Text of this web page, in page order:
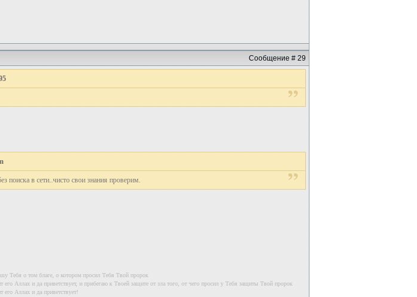
Сообщение # 29
поиска в сети..чисто свои знания проверим.
Тебя о том благе, о котором просил Тебя Твой пророк
его Аллах и да приветствует, и прибегаю к Твоей защите от зла того, от чего просил у Тебя защиты Твой пророк
его Аллах и да приветствует!